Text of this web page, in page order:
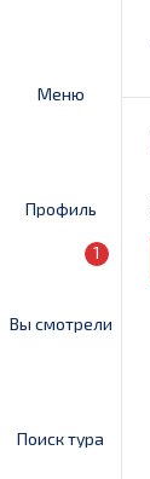
Меню
Профиль
Вы смотрели
1
Поиск тура